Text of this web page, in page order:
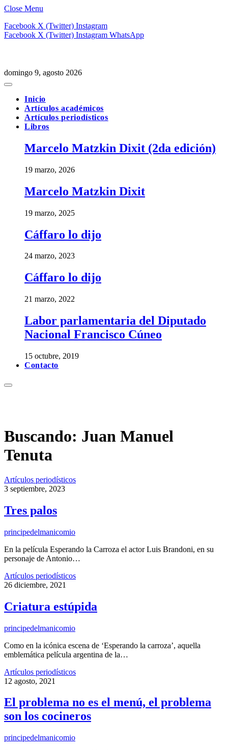
Close Menu
Facebook X (Twitter) Instagram
Facebook X (Twitter) Instagram WhatsApp
domingo 9, agosto 2026
Inicio
Artículos académicos
Artículos periodísticos
Libros
Marcelo Matzkin Dixit (2da edición)
19 marzo, 2026
Marcelo Matzkin Dixit
19 marzo, 2025
Cáffaro lo dijo
24 marzo, 2023
Cáffaro lo dijo
21 marzo, 2022
Labor parlamentaria del Diputado
Nacional Francisco Cúneo
15 octubre, 2019
Contacto
Buscando: Juan Manuel
Tenuta
Artículos periodísticos
3 septiembre, 2023
Tres palos
principedelmanicomio
En la película Esperando la Carroza el actor Luis Brandoni, en su
personaje de Antonio…
Artículos periodísticos
26 diciembre, 2021
Criatura estúpida
principedelmanicomio
Como en la icónica escena de ‘Esperando la carroza’, aquella
emblemática película argentina de la…
Artículos periodísticos
12 agosto, 2021
El problema no es el menú, el problema
son los cocineros
principedelmanicomio